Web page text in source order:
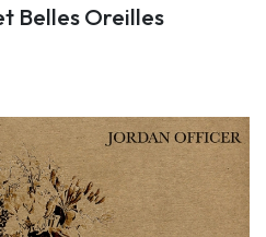
Belles Oreilles